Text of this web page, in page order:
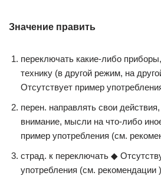
Значение править
переключать какие-либо
технику (в другой режим, на
Отсутствует пример
перен. направлять свои
внимание, мысли на что-либо
пример употребления (см.
страд. к переключать ◆
употребления (см. рекомендации